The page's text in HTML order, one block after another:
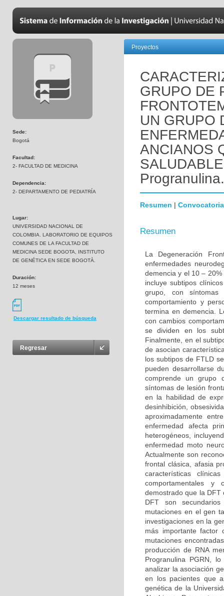
Sede:
Bogotá
Facultad:
2- FACULTAD DE MEDICINA
Dependencia:
2- DEPARTAMENTO DE PEDIATRÍA
Lugar:
UNIVERSIDAD NACIONAL DE
COLOMBIA. LABORATORIO DE EQUIPOS
COMUNES DE LA FACULTAD DE
MEDICINA SEDE BOGOTA, INSTITUTO
DE GENÉTICA EN SEDE BOGOTÀ.
Duración:
12 meses
Descargar resultado de búsqueda
Regresar
Proyectos
GRUPO DE
UN GRUPO
ANCIANOS
Progranulina.
Resumen | Convocatoria
Resumen
La Degeneración
enfermedades
demencia y el 10 –
incluye subtipos
grupo, con síntomas
comportamiento y
termina en demencia.
con cambios
se dividen en los
Finalmente, en el
de asocian
los subtipos de FTLD
pueden desarrollarse
comprende un grupo
síntomas de lesión
en la habilidad de
desinhibición,
aproximadamente
enfermedad afecta
heterogéneos,
enfermedad moto
Actualmente son
frontal clásica, afasia
características
comportamentales y
demostrado que la DFT
DFT son
mutaciones en el gen
investigaciones en la
más importante factor
mutaciones
producción de RNA
Progranulina PGRN,
analizar la asociación
en los pacientes que
genética de la